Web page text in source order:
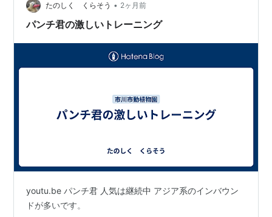
たのしく くらそう • 2ヶ月前
パンチ君の激しいトレーニング
youtu.be パンチ君 人気は継続中 アジア系のインバウン
ドが多いです。